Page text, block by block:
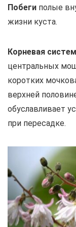
Побеги полые
жизни куста.
Корневая
центральных
коротких
верхней
обуславливает
при пересадке.